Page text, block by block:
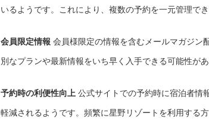
いるようです。これにより、複数の予約を一元管理で
会員限定情報 会員様限定の情報を含むメールマガジン
別なプランや最新情報をいち早く入手できる可能性があ
予約時の利便性向上 公式サイトでの予約時に宿泊者情
軽減されるようです。頻繁に星野リゾートを利用する